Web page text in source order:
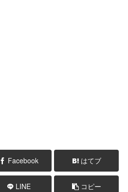
Facebook はてブ
LINE コピー